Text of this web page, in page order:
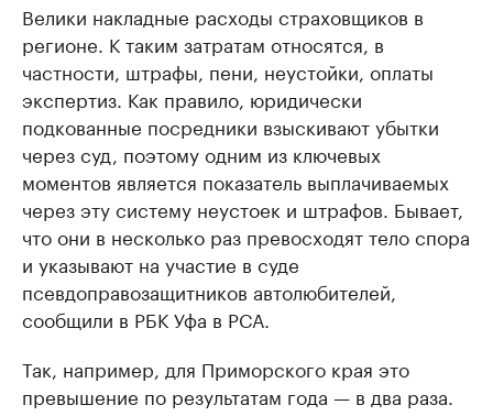
Велики накладные расходы страховщиков в
регионе. К таким затратам относятся, в
частности, штрафы, пени, неустойки, оплаты
экспертиз. Как правило, юридически
подкованные посредники взыскивают убытки
через суд, поэтому одним из ключевых
моментов является показатель выплачиваемых
через эту систему неустоек и штрафов. Бывает,
что они в несколько раз превосходят тело спора
и указывают на участие в суде
псевдоправозащитников автолюбителей,
сообщили в РБК Уфа в РСА.
Так, например, для Приморского края это
превышение по результатам года — в два раза.